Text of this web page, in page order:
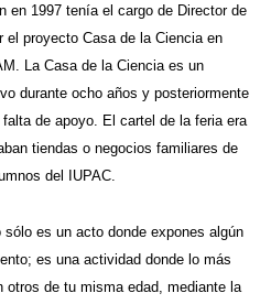
en 1997 tenía el cargo de Director de
el proyecto Casa de la Ciencia en
La Casa de la Ciencia es un
durante ocho años y posteriormente
de apoyo. El cartel de la feria era
tiendas o negocios familiares de
del IUPAC.
sólo es un acto donde expones algún
es una actividad donde lo más
otros de tu misma edad, mediante la